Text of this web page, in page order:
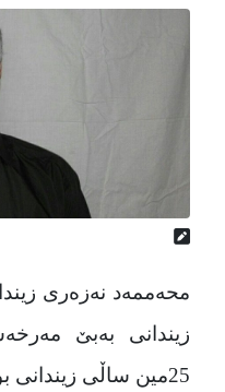
زیندانی بەبێ
25مین ساڵی زیندانی بوونی.